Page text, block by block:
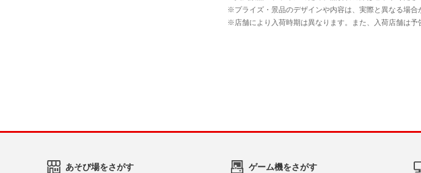
あそび場をさがす ゲーム機をさがす